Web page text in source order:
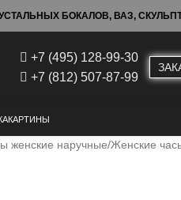
БОКАЛОВ, ВАЗ, СКУЛЬПТУР
+7 (495) 128-99-30
+7 (812) 507-87-99
КАРТИНЫ
женские наручные Женские